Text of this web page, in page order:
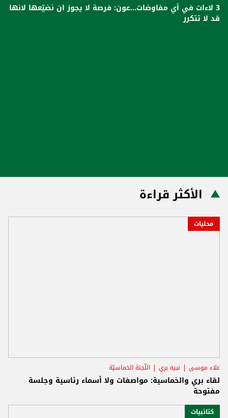
3 لاءات في أي مفاوضات...عون: فرصة لا يجوز ان نضيّعها لانها
قد لا تتكرر
الأكثر قراءة
محليات
علاء موسى نبيه بري اللّجنة الخماسيّة
لقاء بري والخماسية: مواصفات ولا أسماء رئاسية وجلسة
مفتوحة
كتائبيات